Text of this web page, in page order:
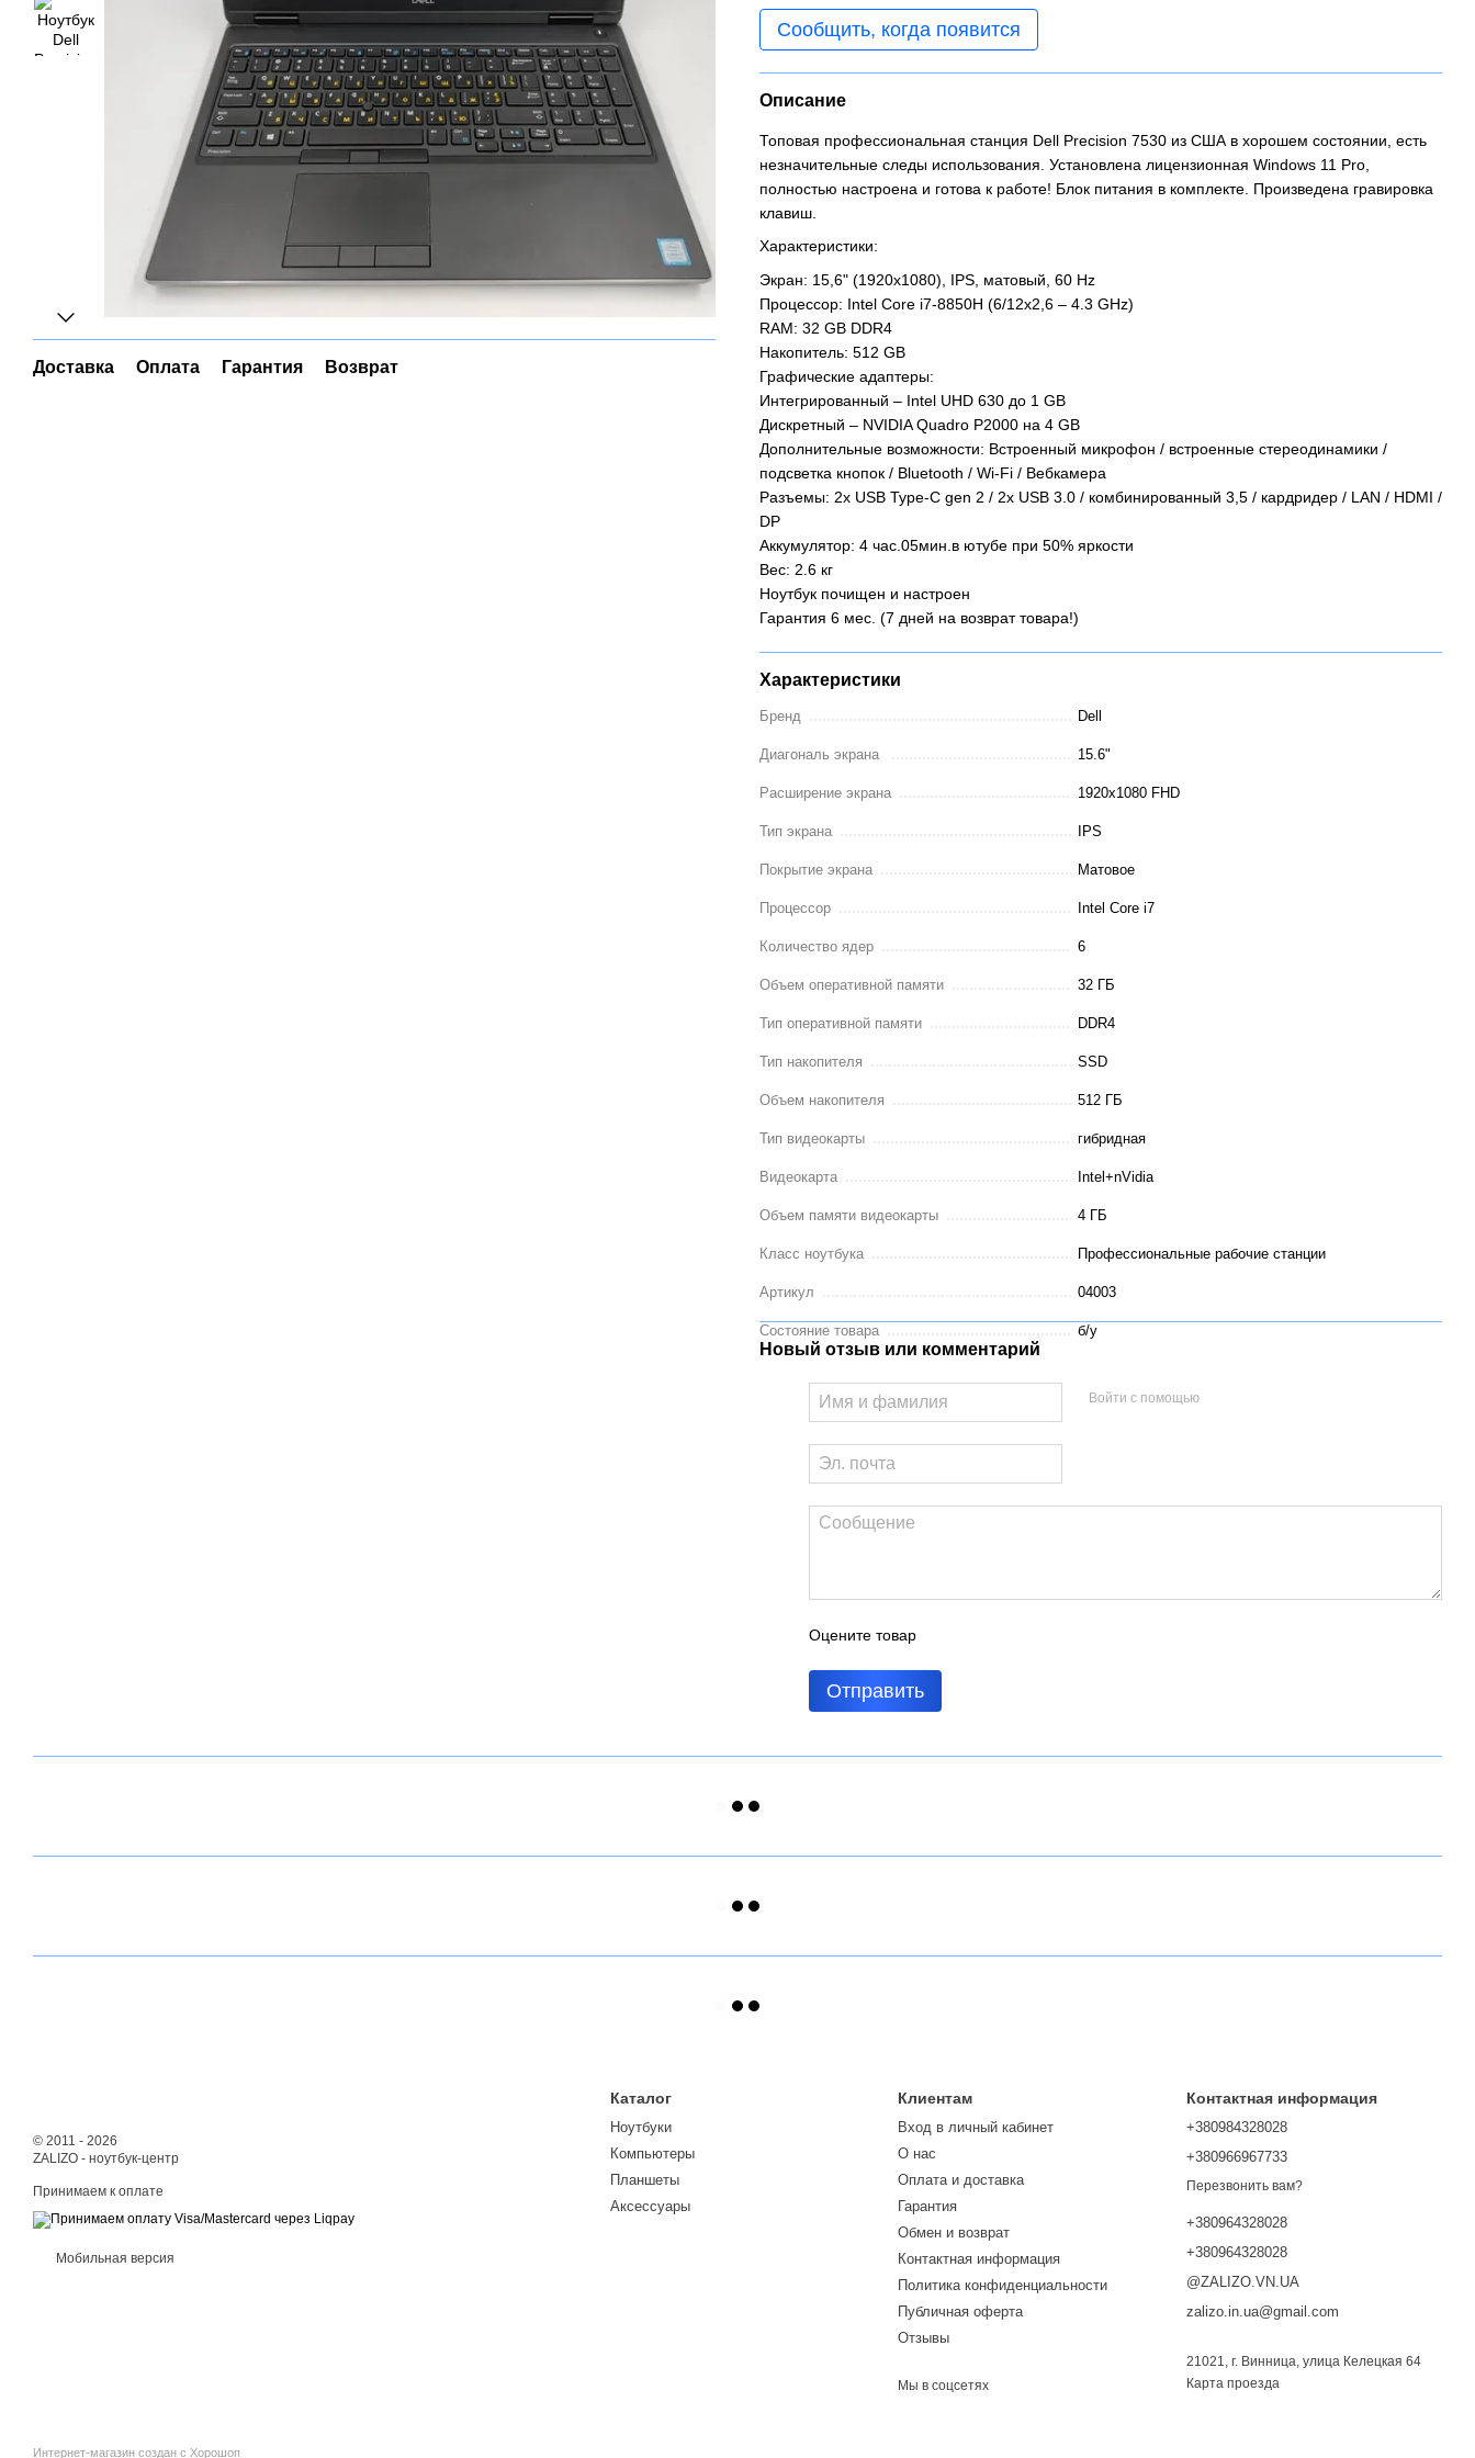
Доставка Оплата Гарантия Возврат
Сообщить, когда появится
Описание
Топовая профессиональная станция Dell Precision 7530 из США в хорошем состоянии, есть
незначительные следы использования. Установлена ​​лицензионная Windows 11 Pro,
полностью настроена и готова к работе! Блок питания в комплекте. Произведена гравировка
клавиш.
Характеристики:
Экран: 15,6" (1920x1080), IPS, матовый, 60 Hz
Процессор: Intel Сore i7-8850H (6/12x2,6 – 4.3 GHz)
RAM: 32 GB DDR4
Накопитель: 512 GB
Графические адаптеры:
Интегрированный – Intel UHD 630 до 1 GB
Дискретный – NVIDIA Quadro P2000 на 4 GB
Дополнительные возможности: Встроенный микрофон / встроенные стереодинамики /
подсветка кнопок / Bluetooth / Wi-Fi / Вебкамера
Разъемы: 2x USB Type-C gen 2 / 2x USB 3.0 / комбинированный 3,5 / кардридер / LAN / HDMI /
DP
Аккумулятор: 4 час.05мин.в ютубе при 50% яркости
Вес: 2.6 кг
Ноутбук почищен и настроен
Гарантия 6 мес. (7 дней на возврат товара!)
Характеристики
Бренд Dell
Диагональ экрана 15.6"
Расширение экрана 1920x1080 FHD
Тип экрана IPS
Покрытие экрана Матовое
Процессор Intel Core i7
Количество ядер 6
Объем оперативной памяти 32 ГБ
Тип оперативной памяти DDR4
Тип накопителя SSD
Объем накопителя 512 ГБ
Тип видеокарты гибридная
Видеокарта Intel+nVidia
Объем памяти видеокарты 4 ГБ
Класс ноутбука Профессиональные рабочие станции
Артикул 04003
Состояние товара б/у
Новый отзыв или комментарий
Войти с помощью
Оцените товар
Отправить
© 2011 - 2026
ZALIZO - ноутбук-центр
Принимаем к оплате
Мобильная версия
Интернет-магазин создан с Хорошоп
Каталог
Ноутбуки
Компьютеры
Планшеты
Аксессуары
Клиентам
Вход в личный кабинет
О нас
Оплата и доставка
Гарантия
Обмен и возврат
Контактная информация
Политика конфиденциальности
Публичная оферта
Отзывы
Мы в соцсетях
Контактная информация
+380984328028
+380966967733
Перезвонить вам?
+380964328028
+380964328028
@ZALIZO.VN.UA
zalizo.in.ua@gmail.com
21021, г. Винница, улица Келецкая 64
Карта проезда